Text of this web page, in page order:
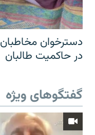
دسترخوان
در حاکمیت طالبان
گفتگوهای ویژه